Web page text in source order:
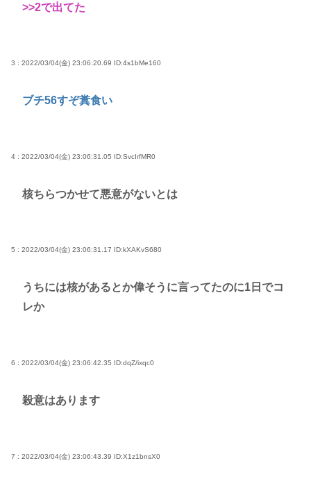
>>2で出てた
3 : 2022/03/04(金) 23:06:20.69 ID:4s1bMe160
ブチ56すぞ糞食い
4 : 2022/03/04(金) 23:06:31.05 ID:SvcIrfMR0
核ちらつかせて悪意がないとは
5 : 2022/03/04(金) 23:06:31.17 ID:kXAKvS680
うちには核があるとか偉そうに言ってたのに1日でコ
レか
6 : 2022/03/04(金) 23:06:42.35 ID:dqZ/ixqc0
殺意はあります
7 : 2022/03/04(金) 23:06:43.39 ID:X1z1bnsX0